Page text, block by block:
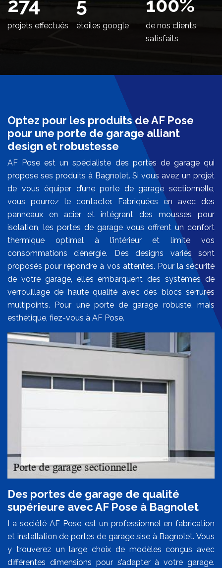
projets effectués étoiles google
de nos clients
satisfaits
Optez pour les produits de AF Pose
pour une porte de garage alliant
design et robustesse
AF Pose est un spécialiste des portes de garage qui
propose ses produits à Bagnolet. Si vous avez un projet
de vous équiper d’une porte de garage sectionnelle,
vous pourrez le contacter. Fabriquées en avec des
panneaux en acier et intégrant des mousses pour
isolation, les portes de garage vous offrent un confort
thermique optimal à l’intérieur et limite vos
consommations d’énergie. Des designs variés sont
proposés pour répondre à vos attentes. Pour la sécurité
de votre garage, elles embarquent des systèmes de
verrouillage de haute qualité avec des blocs serrures
multipoints. Pour une porte de garage robuste, mais
esthétique, fiez-vous à AF Pose.
Des portes de garage de qualité
supérieure avec AF Pose à Bagnolet
La société AF Pose est un professionnel en fabrication
et installation de portes de garage sise à Bagnolet. Vous
y trouverez un large choix de modèles conçus avec
différentes dimensions pour s’adapter à votre garage.